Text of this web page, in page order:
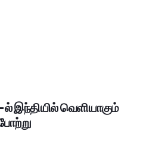
இந்தியில் வெளியாகும்